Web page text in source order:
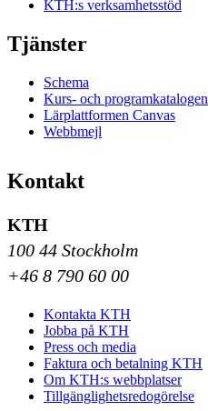
KTH:s verksamhetsstöd
Tjänster
Schema
Kurs- och programkatalogen
Lärplattformen Canvas
Webbmejl
Kontakt
KTH
100 44 Stockholm
+46 8 790 60 00
Kontakta KTH
Jobba på KTH
Press och media
Faktura och betalning KTH
Om KTH:s webbplatser
Tillgänglighetsredogörelse